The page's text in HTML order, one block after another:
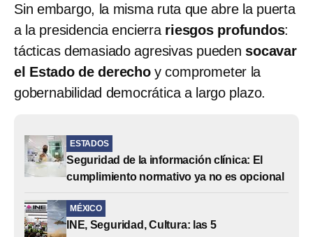
Sin embargo, la misma ruta que abre la puerta
a la presidencia encierrariesgos profundos:
tácticas demasiado agresivas pueden socavar
el Estado de derechoy comprometer la
gobernabilidad democrática a largo plazo.
ESTADOS
Seguridad de la información clínica: El
cumplimiento normativo ya no es opcional
MÉXICO
INE, Seguridad, Cultura: las 5